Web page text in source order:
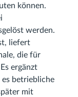
können.
werden.
liefert
die für
ergänzt
es betriebliche
mit